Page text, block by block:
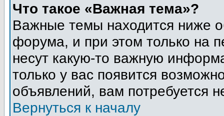
Что такое «Важная тема»?
Важные темы находится ниже
форума, и при этом только на
несут какую-то важную
только у вас появится
объявлений, вам потребуется
Вернуться к началу